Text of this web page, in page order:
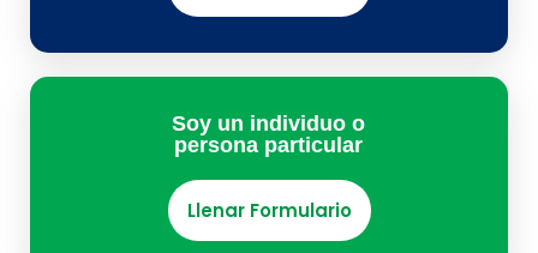
Soy un individuo o
persona particular
Llenar Formulario